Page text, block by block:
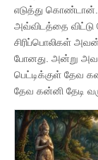
எடுத்து
அவ்விடத்தை
சிரிப்பொலிகள்
போனது. அன்று அவன்
பெட்டிக்குள் தேவ
தேவ கன்னி தேடி